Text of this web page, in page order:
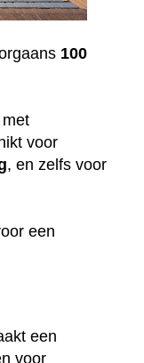
100
met
voor
, en zelfs voor
een
een
voor